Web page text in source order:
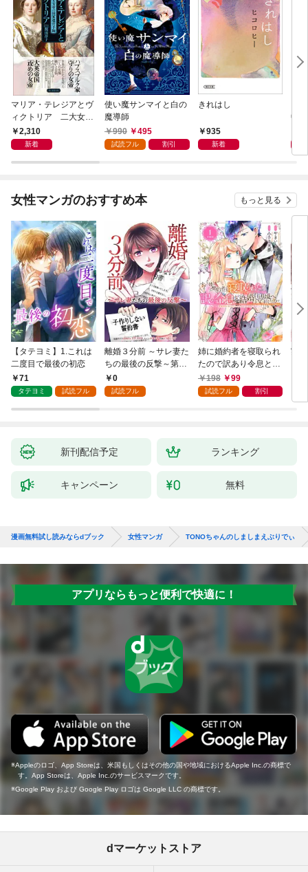
マリア・テレジアとヴ
ィクトリア 二大女帝
の国家運営手腕
2,310
新着
使い魔サンマイと白の
魔導師
990
495
試読フル 割引
きれはし
935
新着
中
術
女性マンガのおすすめ本 もっと見る
【タテヨミ】1.これは
二度目で最後の初恋
71
タテヨミ 試読フル
離婚３分前 ～サレ妻た
ちの最後の反撃～第1
話0
試読フル
姉に婚約者を寝取られ
たので訳あり令息と結
婚して辺境へと向かい
ます ～苦労の先に待っ
198 99
試読フル 割引
実
新刊配信予定 ランキング
キャンペーン 無料
漫画無料試し読みならdブック 女性マンガ TONOちゃんのしましまえぶりでぃ
アプリならもっと便利で快適に！
Appleのロゴ、App Storeは、米国もしくはその他の国や地域におけるApple Inc.の商標で
す。App Storeは、Apple Inc.のサービスマークです。
Google Play および Google Play ロゴは Google LLC の商標です。
dマーケットストア